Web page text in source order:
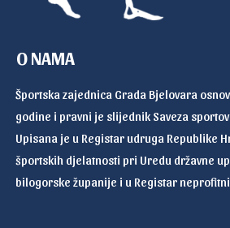
O NAMA
Športska zajednica Grada Bjelovara
godine i pravni je slijednik Saveza
Upisana je u Registar udruga Republike
športskih djelatnosti pri Uredu državne
bilogorske županije i u Registar